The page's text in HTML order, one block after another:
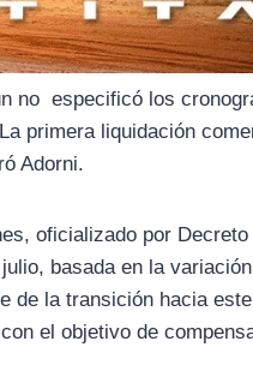
no especificó los
primera liquidación
Adorni.
oficializado por
basada en la
de la transición hacia
el objetivo de